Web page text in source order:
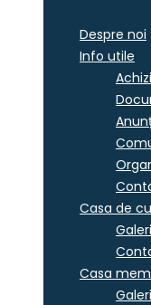
Despre noi
Info utile
Casa de
Casa